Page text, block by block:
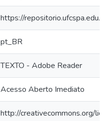
https://
pt_BR
TEXTO - Adobe Reader
Acesso Aberto Imediato
http://creativecommons.org/